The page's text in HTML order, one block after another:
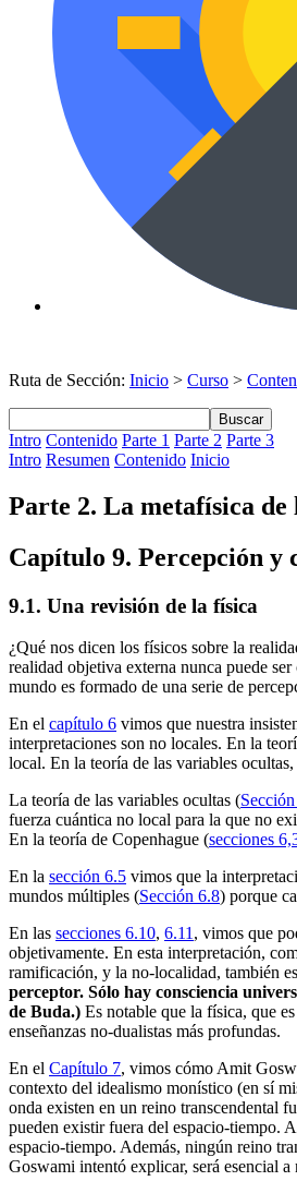
Ruta de Sección: Inicio > Curso >
Buscar
Intro Contenido Parte 1 Parte 2 Parte 3
Intro Resumen Contenido Inicio
Parte 2. La metafísica de
Capítulo 9. Percepción y
9.1. Una revisión de la física
¿Qué nos dicen los físicos sobre la
realidad objetiva externa nunca puede
mundo es formado de una serie de
En el capítulo 6 vimos que nuestra
interpretaciones son no locales. En la
local. En la teoría de las variables
La teoría de las variables ocultas (
fuerza cuántica no local para la que no
En la teoría de Copenhague (secciones
En la sección 6.5 vimos que la
mundos múltiples (Sección 6.8) porque
En las secciones 6.10, 6.11, vimos que
objetivamente. En esta interpretación,
ramificación, y la no-localidad, también
perceptor. Sólo hay consciencia
de Buda.) Es notable que la física, que
enseñanzas no-dualistas más profundas.
En el Capítulo 7, vimos cómo Amit
contexto del idealismo monístico (en sí
onda existen en un reino transcendental
pueden existir fuera del espacio-tiempo.
espacio-tiempo. Además, ningún reino
Goswami intentó explicar, será esencial